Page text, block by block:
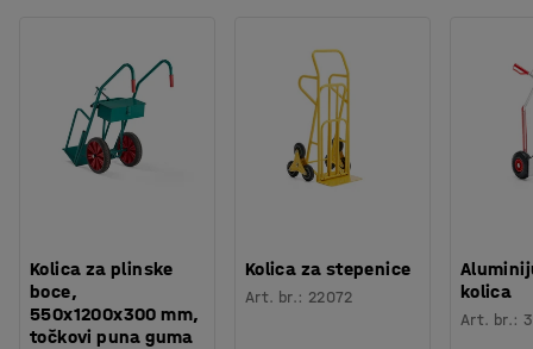
Kolica za plinske
boce,
550x1200x300 mm,
točkovi puna guma
Kolica za stepenice
Art. br.: 22072
kolica
Art. br.: